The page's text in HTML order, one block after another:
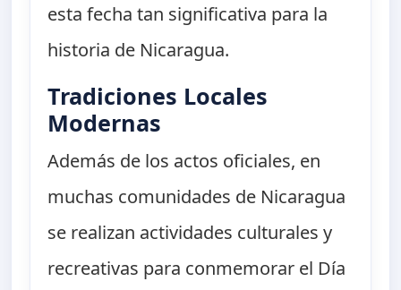
esta fecha tan significativa para la
historia de Nicaragua.
Tradiciones Locales
Modernas
Además de los actos oficiales, en
muchas comunidades de Nicaragua
se realizan actividades culturales y
recreativas para conmemorar el Día